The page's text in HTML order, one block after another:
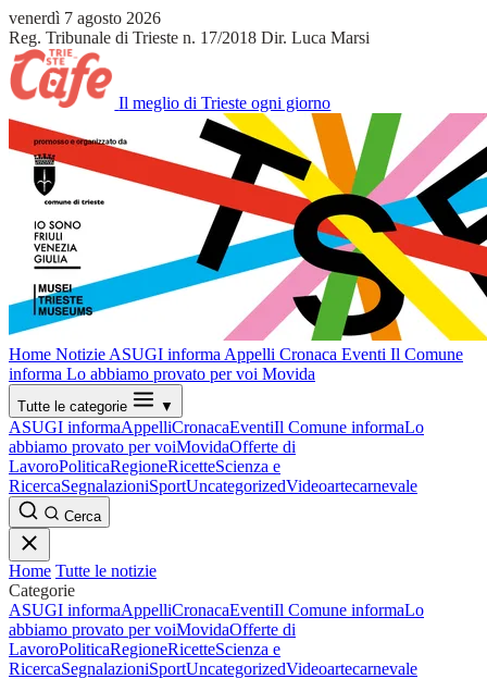
venerdì 7 agosto 2026
Reg. Tribunale di Trieste n. 17/2018 Dir. Luca Marsi
Il meglio di Trieste ogni giorno
Home Notizie ASUGI informa Appelli Cronaca Eventi Il Comune
informa Lo abbiamo provato per voi Movida
Tutte le categorie ▼
ASUGI informaAppelliCronacaEventiIl Comune informaLo
abbiamo provato per voiMovidaOfferte di
LavoroPoliticaRegioneRicetteScienza e
RicercaSegnalazioniSportUncategorizedVideoartecarnevale
Cerca
Home Tutte le notizie
Categorie
ASUGI informaAppelliCronacaEventiIl Comune informaLo
abbiamo provato per voiMovidaOfferte di
LavoroPoliticaRegioneRicetteScienza e
RicercaSegnalazioniSportUncategorizedVideoartecarnevale